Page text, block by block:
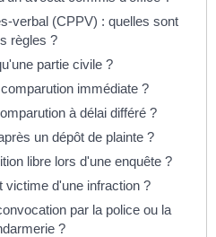
verbal (CPPV) : quelles sont
règles ?
partie civile ?
immédiate ?
à délai différé ?
un dépôt de plainte ?
libre lors d'une enquête ?
victime d'une infraction ?
par la police ou la
?